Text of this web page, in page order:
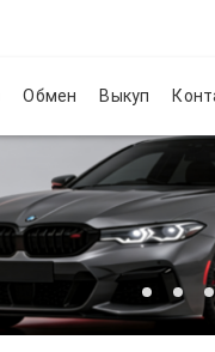
Обмен Выкуп